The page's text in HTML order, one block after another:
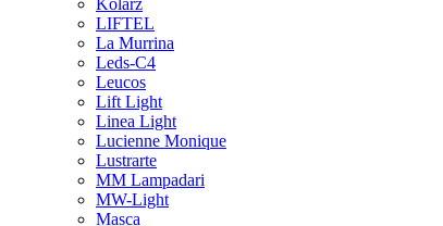
Kolarz
LIFTEL
La Murrina
Leds-C4
Leucos
Lift Light
Linea Light
Lucienne Monique
Lustrarte
MM Lampadari
MW-Light
Masca